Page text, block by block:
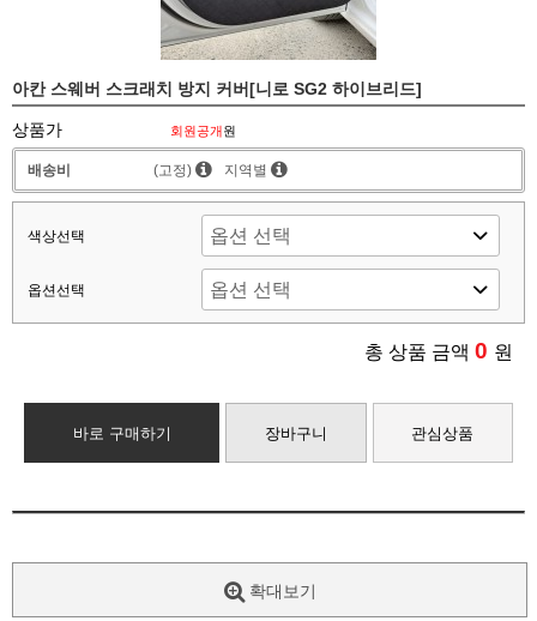
아칸 스웨버 스크래치 방지 커버[니로 SG2 하이브리드]
상품가 회원공개원
배송비 (고정) 지역별
색상선택
옵션선택
총 상품 금액 0 원
바로 구매하기 장바구니 관심상품
확대보기